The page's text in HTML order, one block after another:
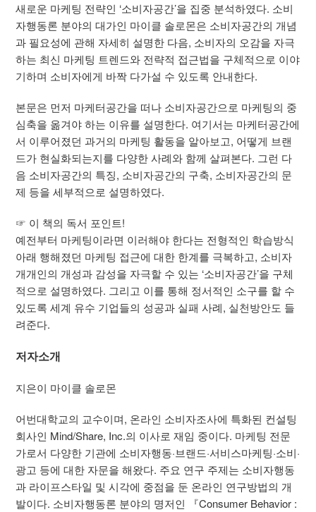
새로운 마케팅 전략인 ‘소비자공간’을 집중 분석하였다. 소비
자행동론 분야의 대가인 마이클 솔로몬은 소비자공간의 개념
과 필요성에 관해 자세히 설명한 다음, 소비자의 오감을 자극
하는 최신 마케팅 트렌드와 전략적 접근법을 구체적으로 이야
기하며 소비자에게 바짝 다가설 수 있도록 안내한다.
본문은 먼저 마케터공간을 떠나 소비자공간으로 마케팅의 중
심축을 옮겨야 하는 이유를 설명한다. 여기서는 마케터공간에
서 이루어졌던 과거의 마케팅 활동을 알아보고, 어떻게 브랜
드가 현실화되는지를 다양한 사례와 함께 살펴본다. 그런 다
음 소비자공간의 특징, 소비자공간의 구축, 소비자공간의 문
제 등을 세부적으로 설명하였다.
☞ 이 책의 독서 포인트!
예전부터 마케팅이라면 이러해야 한다는 전형적인 학습방식
아래 행해졌던 마케팅 접근에 대한 한계를 극복하고, 소비자
개개인의 개성과 감성을 자극할 수 있는 ‘소비자공간’을 구체
적으로 설명하였다. 그리고 이를 통해 정서적인 소구를 할 수
있도록 세계 유수 기업들의 성공과 실패 사례, 실천방안도 들
려준다.
저자소개
지은이 마이클 솔로몬
어번대학교의 교수이며, 온라인 소비자조사에 특화된 컨설팅
회사인 Mind/Share, Inc.의 이사로 재임 중이다. 마케팅 전문
가로서 다양한 기관에 소비자행동·브랜드·서비스마케팅·소비·
광고 등에 대한 자문을 해왔다. 주요 연구 주제는 소비자행동
과 라이프스타일 및 시각에 중점을 둔 온라인 연구방법의 개
발이다. 소비자행동론 분야의 명저인 『Consumer Behavior :